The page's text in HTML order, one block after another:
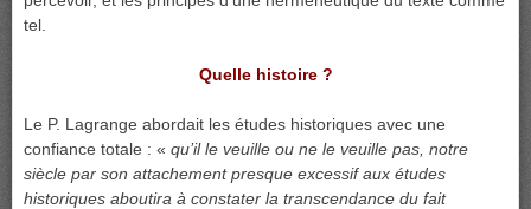
tel.
Quelle histoire ?
Le P. Lagrange abordait les études historiques avec une
confiance totale : « qu’il le veuille ou ne le veuille pas, notre
siècle par son attachement presque excessif aux études
historiques aboutira à constater la transcendance du fait